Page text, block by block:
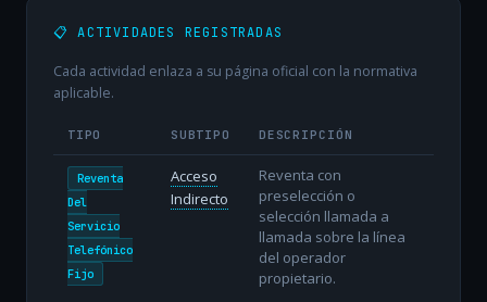
📋 ACTIVIDADES REGISTRADAS
Cada actividad enlaza a su página oficial con la normativa
aplicable.
TIPO SUBTIPO DESCRIPCIÓN
Reventa
Del
Servicio
Telefónico
Fijo
Acceso
Indirecto
Reventa con
preselección o
selección llamada a
llamada sobre la línea
del operador
propietario.